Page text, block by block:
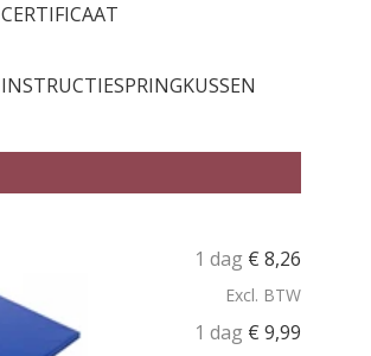
CERTIFICAAT
INSTRUCTIESPRINGKUSSEN
1 dag € 8,26
Excl. BTW
1 dag € 9,99